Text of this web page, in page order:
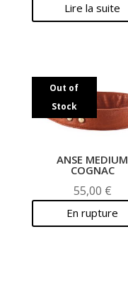
Lire la suite
Out of
Stock
ANSE MEDIUM
COGNAC
55,00 €
En rupture